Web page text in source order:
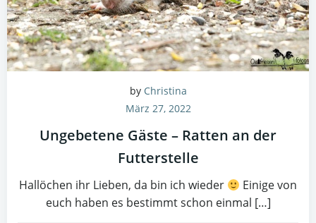
by Christina
März 27, 2022
Ungebetene Gäste – Ratten an der
Futterstelle
Hallöchen ihr Lieben, da bin ich wieder
Einige von
euch haben es bestimmt schon einmal […]